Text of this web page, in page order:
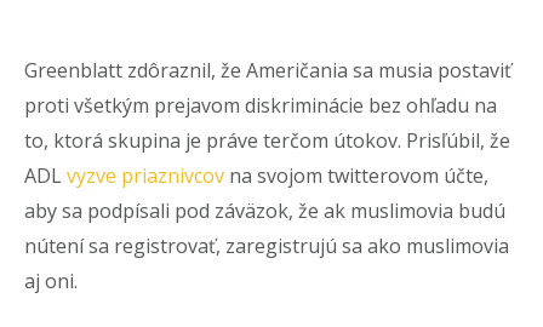
Greenblatt zdôraznil, že Američania sa musia postaviť
proti všetkým prejavom diskriminácie bez ohľadu na
to, ktorá skupina je práve terčom útokov. Prisľúbil, že
ADLvyzve priaznivcov na svojom twitterovom účte,
aby sa podpísali pod záväzok, že ak muslimovia budú
nútení sa registrovať, zaregistrujú sa ako muslimovia
aj oni.